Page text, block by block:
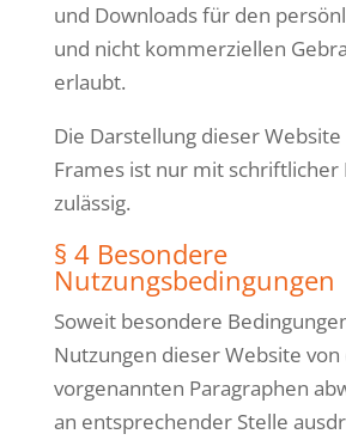
und Downloads für den
und nicht kommerziellen
erlaubt.
Die Darstellung dieser
Frames ist nur mit schriftlicher
zulässig.
§ 4 Besondere
Nutzungsbedingungen
Soweit besondere
Nutzungen dieser Website von
vorgenannten Paragraphen
an entsprechender Stelle